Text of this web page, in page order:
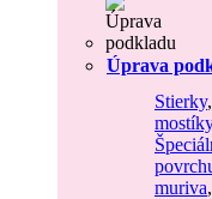
Úprava
Stierky,
mostíky
muriva,